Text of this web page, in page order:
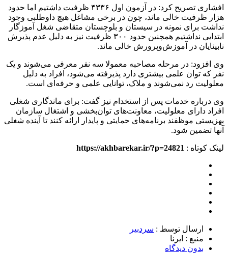
افشاری تصریح کرد: در آزمون اول ۴۳۳۶ ظرفیت داشتیم اما حدود
هزار ظرفیت خالی ماند، چون در برخی مشاغل هیچ داوطلبی وجود
نداشت برای نمونه در سیستان و بلوچستان متقاضی شغل آموزگار
ابتدایی نداشتیم همچنین حدود ۳۰۰ ظرفیت نیز به دلیل عدم پذیرش
نابینایان در آموزش‌وپرورش خالی ماند.
وی افزود: در مرحله مصاحبه معمولا سه نفر معرفی می‌شوند و یک
نفر که توان علمی بیشتری دارد پذیرفته می‌شود، افراد به دلیل
معلولیت رد نمی‌شوند و ملاک، توانایی علمی و حرفه‌ای است.
وی درباره خدمات پس از استخدام نیز گفت: برای ماندگاری شغلی
افراد دارای معلولیت، معاونت‌های توان‌بخشی و اشتغال سازمان
بهزیستی موظفند برنامه‌های حمایتی و پایدار ارائه کنند تا آینده شغلی
آنها تضمین شود.
لینک کوتاه : https://akhbarekar.ir/?p=24821
ارسال توسط : سردبیر
منبع : ایرنا
بدون دیدگاه